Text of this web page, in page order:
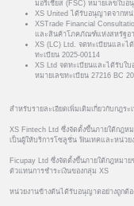
มอริเชียส (FSC) หมายเลขใบอ
XS United ได้รับอนุญาตจากห
XSTrade Financial
และสินค้าโภคภัณฑ์แห่งสหรัฐอา
XS (LC) Ltd. จดทะเบียนและไ
ทะเบียน 2025-00114
XS Ltd จดทะเบียนและได้รับใ
หมายเลขทะเบียน 27216 BC
สำหรับรายละเอียดเพิ่มเติมเกี่ยวกับกฎระ
XS Fintech Ltd ซึ่งจัดตั้งขึ้นภายใต้กฎห
เป็นผู้ให้บริการโซลูชั่น ฟินเทคและหน่วย
Ficupay Ltd ซึ่งจัดตั้งขึ้นภายใต้กฎหมา
ตัวแทนการชำระเงินของกลุ่ม XS
หน่วยงานข้างต้นได้รับอนุญาตอย่างถูกต้